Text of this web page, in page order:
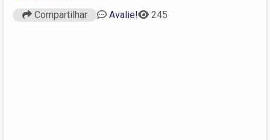
Compartilhar Avalie! 245